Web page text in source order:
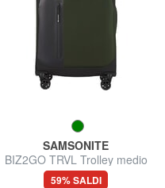
SAMSONITE
BIZ2GO TRVL Trolley medio
espandibile
59% SALDI